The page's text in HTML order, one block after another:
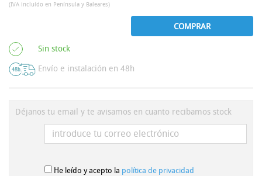
(IVA incluído en Península y Baleares)
COMPRAR
Sin stock
Envío e instalación en 48h
Déjanos tu email y te avisamos en cuanto recibamos stock
He leído y acepto la política de privacidad